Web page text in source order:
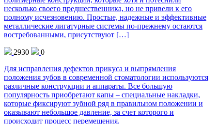
несколько своего предшественника, но не привели к его
полному исчезновению. Простые, надежные и эффективные
металлические лигатурные системы по-прежнему остаются
востребованными, присутствуют […]
2930
0
Для исправления дефектов прикуса и выпрямления
положения зубов в современной стоматологии используются
различные конструкции и аппараты. Все большую
популярность приобретают капы – специальные накладки,
которые фиксируют зубной ряд в правильном положении и
оказывают небольшое давление, за счет которого и
происходит процесс перемещения.